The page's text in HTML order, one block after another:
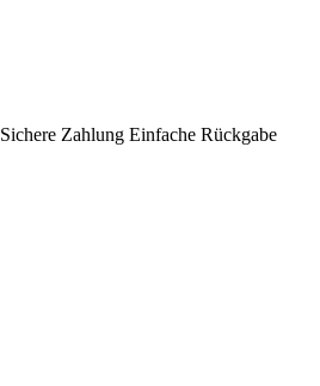
Sichere Zahlung Einfache Rückgabe